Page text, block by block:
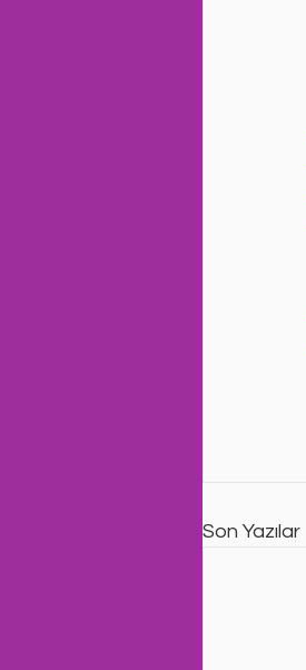
Son Yazılar